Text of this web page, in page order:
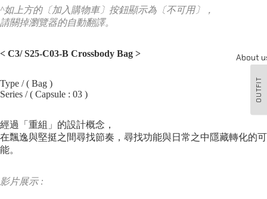
About
OUTFIT
^如上方的〔加入購物車〕按鈕顯示為〔不可用〕，
請關掉瀏覽器的自動翻譯。
< C3/ S25-C03-B Crossbody Bag >
Type / ( Bag )
Series / ( Capsule : 03 )
經過「重組」的設計概念，
在飄逸與堅挺之間尋找節奏，尋找功能與日常之中隱藏轉化的可
能。
影片展示 :